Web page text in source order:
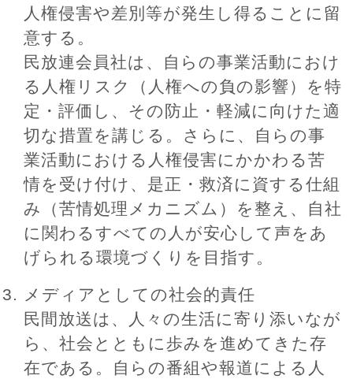
人権侵害や差別等が発生し得ることに留
意する。
民放連会員社は、自らの事業活動におけ
る人権リスク（人権への負の影響）を特
定・評価し、その防止・軽減に向けた適
切な措置を講じる。さらに、自らの事
業活動における人権侵害にかかわる苦
情を受け付け、是正・救済に資する仕組
み（苦情処理メカニズム）を整え、自社
に関わるすべての人が安心して声をあ
げられる環境づくりを目指す。
メディアとしての社会的責任
民間放送は、人々の生活に寄り添いなが
ら、社会とともに歩みを進めてきた存
在である。自らの番組や報道による人